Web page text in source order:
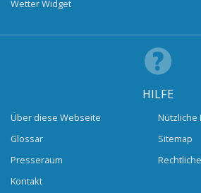
Wetter Widget
HILFE
Über diese Webseite
Glossar
Presseraum
Kontakt
Nützliche
Sitemap